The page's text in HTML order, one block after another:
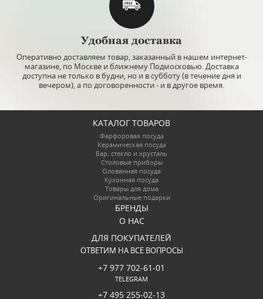
Удобная доставка
Оперативно доставляем товар, заказанный в нашем интернет-
магазине, по Москве и ближнему Подмосковью. Доставка
доступна не только в будни, но и в субботу (в течение дня и
вечером), а по договоренности - и в другое время.
КАТАЛОГ ТОВАРОВ
Фарфоровая посуда
Керамическая посуда
Бар, стекло и хрусталь
Столовые приборы
Оловянная посуда
Кухонная посуда
Товары для дома
Оригинальные подарки
БРЕНДЫ
О НАС
ДЛЯ ПОКУПАТЕЛЕЙ
ОТВЕТИМ НА ВСЕ ВОПРОСЫ
+7 977 702-61-01
TELEGRAM
+7 495 255-02-13